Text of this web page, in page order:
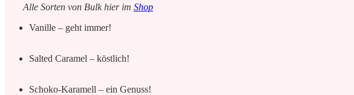
Alle Sorten von Bulk hier im Shop
Vanille – geht immer!
Salted Caramel – köstlich!
Schoko-Karamell – ein Genuss!